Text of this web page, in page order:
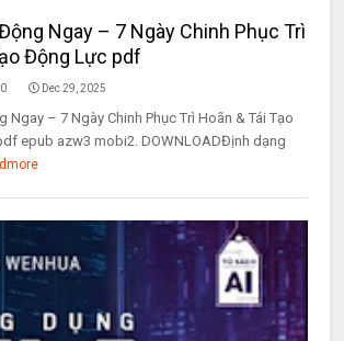
Ngay – 7 Ngày Chinh Phục Trì
Động Lực pdf
0 Dec 29, 2025
Ngay – 7 Ngày Chinh Phục Trì Hoãn & Tái Tạo
epub azw3 mobi2. DOWNLOADĐịnh dạng